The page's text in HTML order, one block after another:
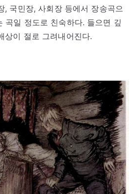
, 국민장, 사회장 등에서 장송곡으
곡일 정도로 친숙하다. 들으면 깊
상이 절로 그려내어진다.